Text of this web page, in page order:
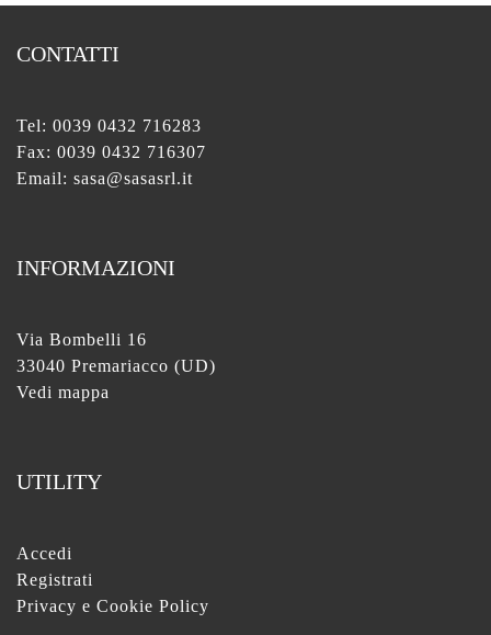
CONTATTI
Tel: 0039 0432 716283
Fax: 0039 0432 716307
Email: sasa@sasasrl.it
INFORMAZIONI
Via Bombelli 16
33040 Premariacco (UD)
Vedi mappa
UTILITY
Accedi
Registrati
Privacy e Cookie Policy